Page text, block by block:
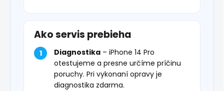
Ako servis prebieha
Diagnostika – iPhone 14 Pro
otestujeme a presne určíme príčinu
poruchy. Pri vykonaní opravy je
diagnostika zdarma.